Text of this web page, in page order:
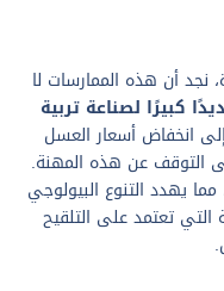
نجد أن هذه الممارسات لا
كبيرًا لصناعة تربية
انخفاض أسعار العسل
التوقف عن هذه المهنة.
يهدد التنوع البيولوجي
التي تعتمد على التلقيح